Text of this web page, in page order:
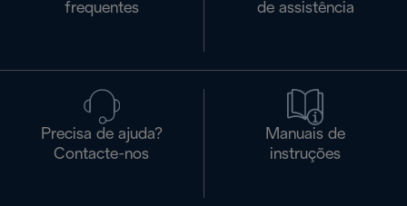
frequentes
de assistência
Precisa de ajuda?
Contacte-nos
Manuais de
instruções